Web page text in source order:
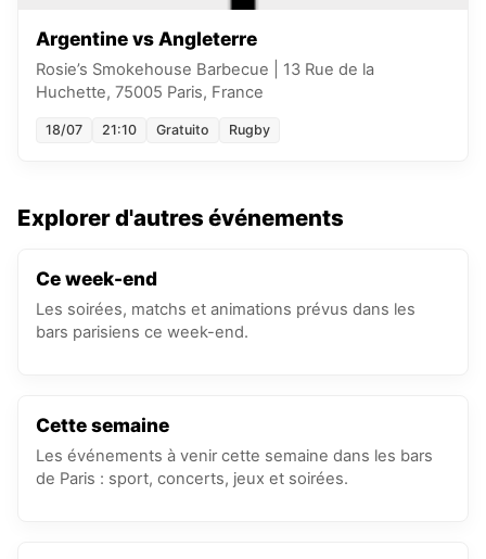
Argentine vs Angleterre
Rosie’s Smokehouse Barbecue
13 Rue de la
Huchette, 75005 Paris, France
18/07 21:10 Gratuito Rugby
Explorer d'autres événements
Ce week-end
Les soirées, matchs et animations prévus dans les
bars parisiens ce week-end.
Cette semaine
Les événements à venir cette semaine dans les bars
de Paris : sport, concerts, jeux et soirées.